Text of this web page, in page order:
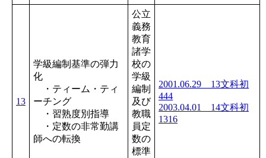
13
学級編制基準の弾力
化
・ティーム・ティ
ーチング
・習熟度別指導
・定数の非常勤講
師への転換
公立
義務
教育
諸学
校の
学級
編制
及び
教職
員定
数の
標準
2001.06.29 13文科初
444
2003.04.01 14文科初
1316